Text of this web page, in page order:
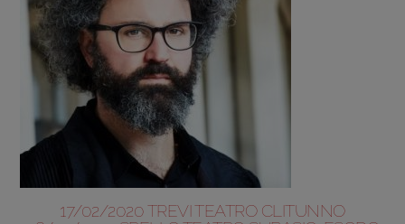
17/02/2020 TREVI TEATRO CLITUNNO